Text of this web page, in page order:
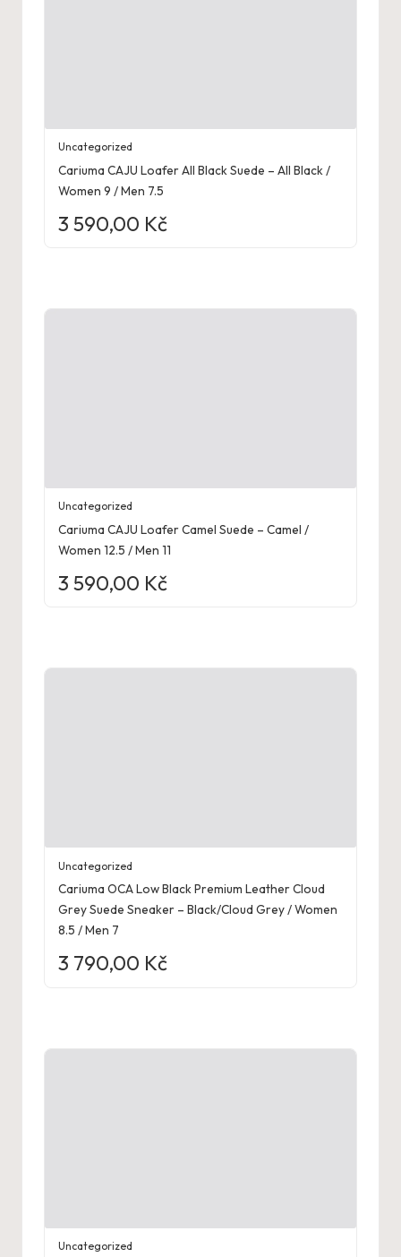
Uncategorized
Cariuma CAJU Loafer All Black Suede – All Black /
Women 9 / Men 7.5
3 590,00 Kč
Uncategorized
Cariuma CAJU Loafer Camel Suede – Camel /
Women 12.5 / Men 11
3 590,00 Kč
Uncategorized
Cariuma OCA Low Black Premium Leather Cloud
Grey Suede Sneaker – Black/Cloud Grey / Women
8.5 / Men 7
3 790,00 Kč
Uncategorized